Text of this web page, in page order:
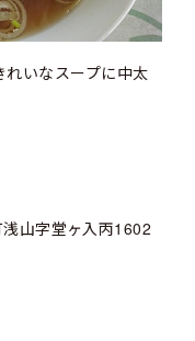
いなスープに中太
山字堂ヶ入丙1602